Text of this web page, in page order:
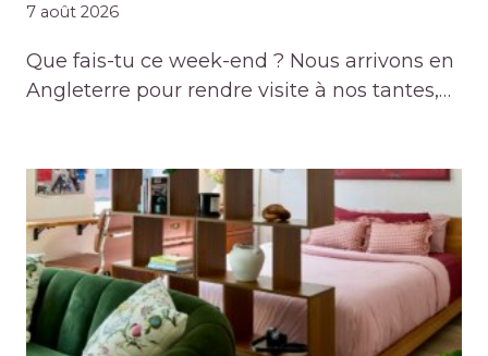
7 août 2026
Que fais-tu ce week-end ? Nous arrivons en
Angleterre pour rendre visite à nos tantes,…